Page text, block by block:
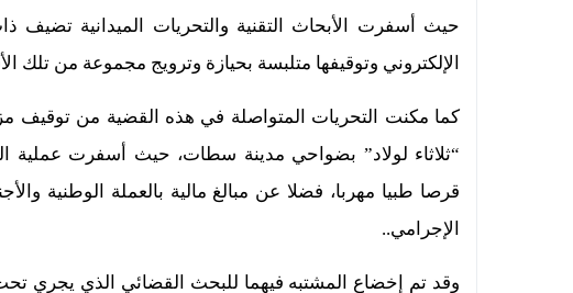
حيث أسفرت الأبحاث التقنية والتحريات الميدانية
الإلكتروني وتوقيفها متلبسة بحيازة وترويج مجموعة من تلك
كما مكنت التحريات المتواصلة في هذه القضية من توقيف
قرصا طبيا مهربا، فضلا عن مبالغ مالية بالعملة الوطنية
الإجرامي..
وقد تم إخضاع المشتبه فيهما للبحث القضائي الذي يجري